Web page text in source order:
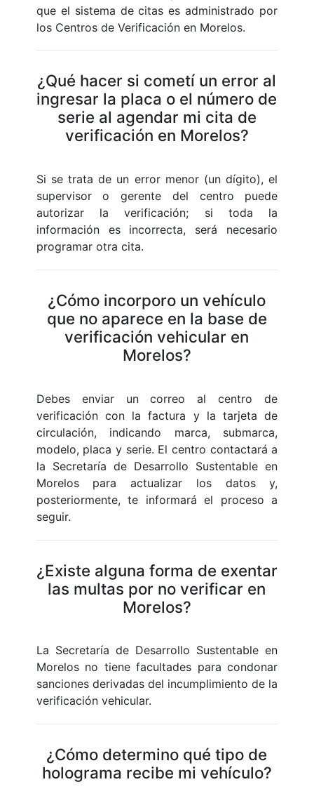
que el sistema de citas es administrado por
los Centros de Verificación en Morelos.
¿Qué hacer si cometí un error al
ingresar la placa o el número de
serie al agendar mi cita de
verificación en Morelos?
Si se trata de un error menor (un dígito), el
supervisor o gerente del centro puede
autorizar la verificación; si toda la
información es incorrecta, será necesario
programar otra cita.
¿Cómo incorporo un vehículo
que no aparece en la base de
verificación vehicular en
Morelos?
Debes enviar un correo al centro de
verificación con la factura y la tarjeta de
circulación, indicando marca, submarca,
modelo, placa y serie. El centro contactará a
la Secretaría de Desarrollo Sustentable en
Morelos para actualizar los datos y,
posteriormente, te informará el proceso a
seguir.
¿Existe alguna forma de exentar
las multas por no verificar en
Morelos?
La Secretaría de Desarrollo Sustentable en
Morelos no tiene facultades para condonar
sanciones derivadas del incumplimiento de la
verificación vehicular.
¿Cómo determino qué tipo de
holograma recibe mi vehículo?